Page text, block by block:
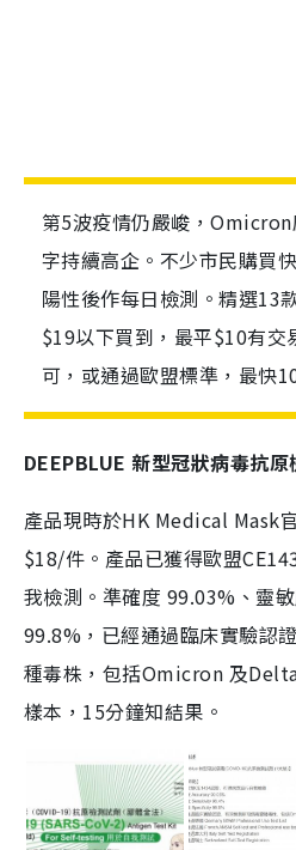
第5波疫情仍嚴峻，
字持續高企。不少市民購買
陽性後作每日檢測。精選13
$19以下買到，最平$10有交
可，或通過歐盟標準，最快
DEEPBLUE 新型冠狀病毒抗原
產品現時於HK Medical Mask
$18/件。產品已獲得歐盟
我檢測。準確度 99.03%、靈
99.8%，已經通過臨床實驗認
種毒株，包括Omicron 及
樣本，15分鐘知結果。